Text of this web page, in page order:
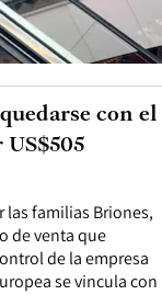
las familias Briones,
de venta que
de la empresa
se vincula con
con el